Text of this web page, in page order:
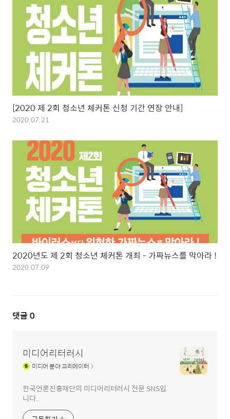
[2020 제 2회 청소년 체커톤 신청 기간 연장 안내]
2020.07.21
2020년도 제 2회 청소년 체커톤 개최 - 가짜뉴스를 막아라 !
2020.07.09
댓글 0
미디어리터러시
미디어분야 크리에이터
한국언론진흥재단의 미디어리터러시 전문 SNS입
니다.